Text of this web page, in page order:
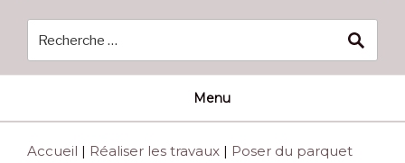
Menu
Accueil | Réaliser les travaux | Poser du parquet